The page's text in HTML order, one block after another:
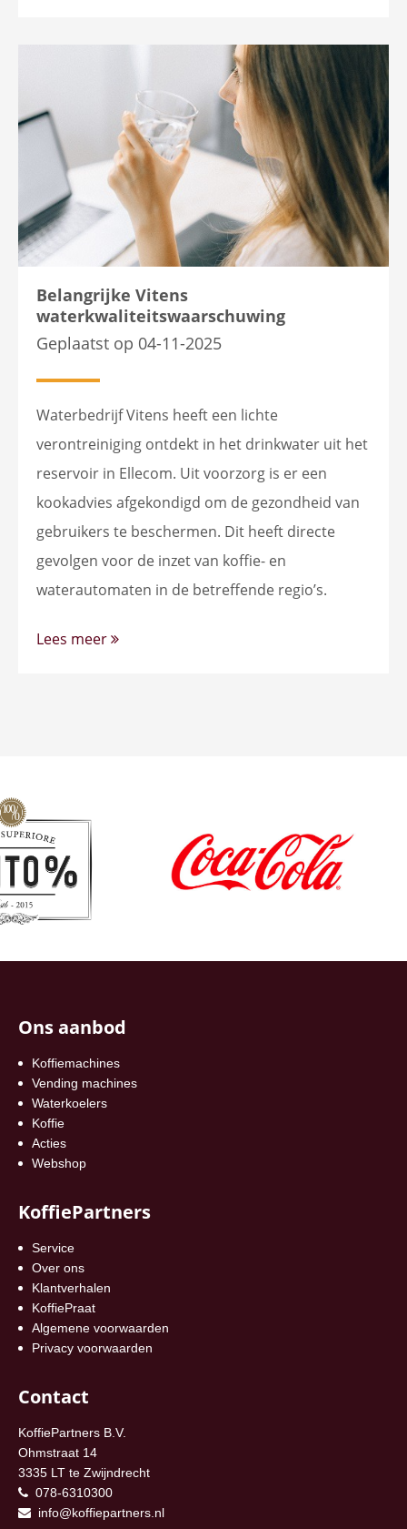
Belangrijke Vitens
waterkwaliteitswaarschuwing
Geplaatst op 04-11-2025
Waterbedrijf Vitens heeft een lichte
verontreiniging ontdekt in het drinkwater uit het
reservoir in Ellecom. Uit voorzorg is er een
kookadvies afgekondigd om de gezondheid van
gebruikers te beschermen. Dit heeft directe
gevolgen voor de inzet van koffie- en
waterautomaten in de betreffende regio’s.
Lees meer
Ons aanbod
Koffiemachines
Vending machines
Waterkoelers
Koffie
Acties
Webshop
KoffiePartners
Service
Over ons
Klantverhalen
KoffiePraat
Algemene voorwaarden
Privacy voorwaarden
Contact
KoffiePartners B.V.
Ohmstraat 14
3335 LT te Zwijndrecht
078-6310300
info@koffiepartners.nl